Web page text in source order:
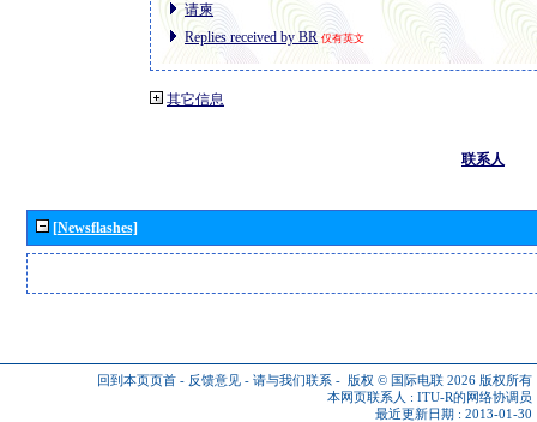
请柬
Replies received by BR 仅有英文
其它信息
联系人
[Newsflashes]
回到本页页首 - 反馈意见 - 请与我们联系 - 版权 © 国际电联 2026 版权所有
本网页联系人 : ITU-R的网络协调员
最近更新日期 : 2013-01-30